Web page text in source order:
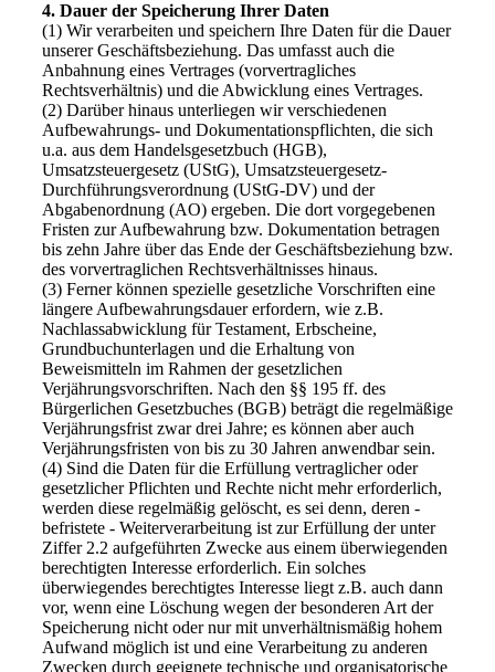
4. Dauer der Speicherung Ihrer Daten
(1) Wir verarbeiten und speichern Ihre Daten für die Dauer
unserer Geschäftsbeziehung. Das umfasst auch die
Anbahnung eines Vertrages (vorvertragliches
Rechtsverhältnis) und die Abwicklung eines Vertrages.
(2) Darüber hinaus unterliegen wir verschiedenen
Aufbewahrungs- und Dokumentationspflichten, die sich
u.a. aus dem Handelsgesetzbuch (HGB),
Umsatzsteuergesetz (UStG), Umsatzsteuergesetz-
Durchführungsverordnung (UStG-DV) und der
Abgabenordnung (AO) ergeben. Die dort vorgegebenen
Fristen zur Aufbewahrung bzw. Dokumentation betragen
bis zehn Jahre über das Ende der Geschäftsbeziehung bzw.
des vorvertraglichen Rechtsverhältnisses hinaus.
(3) Ferner können spezielle gesetzliche Vorschriften eine
längere Aufbewahrungsdauer erfordern, wie z.B.
Nachlassabwicklung für Testament, Erbscheine,
Grundbuchunterlagen und die Erhaltung von
Beweismitteln im Rahmen der gesetzlichen
Verjährungsvorschriften. Nach den §§ 195 ff. des
Bürgerlichen Gesetzbuches (BGB) beträgt die regelmäßige
Verjährungsfrist zwar drei Jahre; es können aber auch
Verjährungsfristen von bis zu 30 Jahren anwendbar sein.
(4) Sind die Daten für die Erfüllung vertraglicher oder
gesetzlicher Pflichten und Rechte nicht mehr erforderlich,
werden diese regelmäßig gelöscht, es sei denn, deren -
befristete - Weiterverarbeitung ist zur Erfüllung der unter
Ziffer 2.2 aufgeführten Zwecke aus einem überwiegenden
berechtigten Interesse erforderlich. Ein solches
überwiegendes berechtigtes Interesse liegt z.B. auch dann
vor, wenn eine Löschung wegen der besonderen Art der
Speicherung nicht oder nur mit unverhältnismäßig hohem
Aufwand möglich ist und eine Verarbeitung zu anderen
Zwecken durch geeignete technische und organisatorische